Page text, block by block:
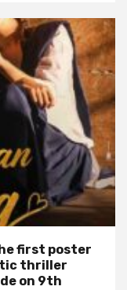
first poster
thriller
on 9th